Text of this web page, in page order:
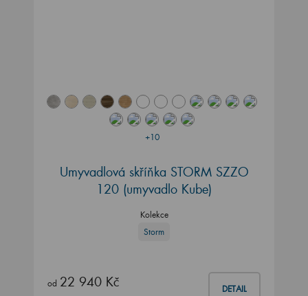
+10
Umyvadlová skříňka STORM SZZO
120 (umyvadlo Kube)
Kolekce
Storm
od 22 940 Kč DETAIL